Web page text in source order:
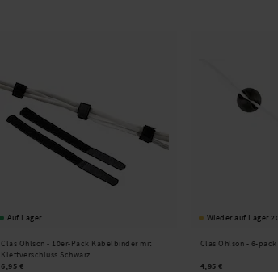
Auf Lager
Clas Ohlson - 10er-Pack Kabelbinder mit
Klettverschluss Schwarz
6,95 €
Wieder auf Lager
Clas Ohlson - 6-
4,95 €